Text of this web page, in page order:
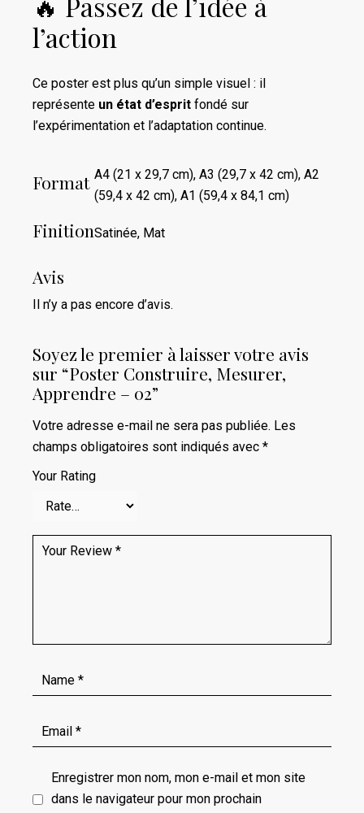
l’action
Ce poster est plus qu’un simple visuel : il
représente un état d’esprit fondé sur
l’expérimentation et l’adaptation continue.
Format A4 (21 x 29,7 cm), A3 (29,7 x 42 cm), A2
(59,4 x 42 cm), A1 (59,4 x 84,1 cm)
FinitionSatinée, Mat
Avis
Il n’y a pas encore d’avis.
Soyez le premier à laisser votre avis
sur “Poster Construire, Mesurer,
Apprendre – 02”
Votre adresse e-mail ne sera pas publiée. Les
champs obligatoires sont indiqués avec*
Your Rating
Enregistrer mon nom, mon e-mail et mon site
dans le navigateur pour mon prochain